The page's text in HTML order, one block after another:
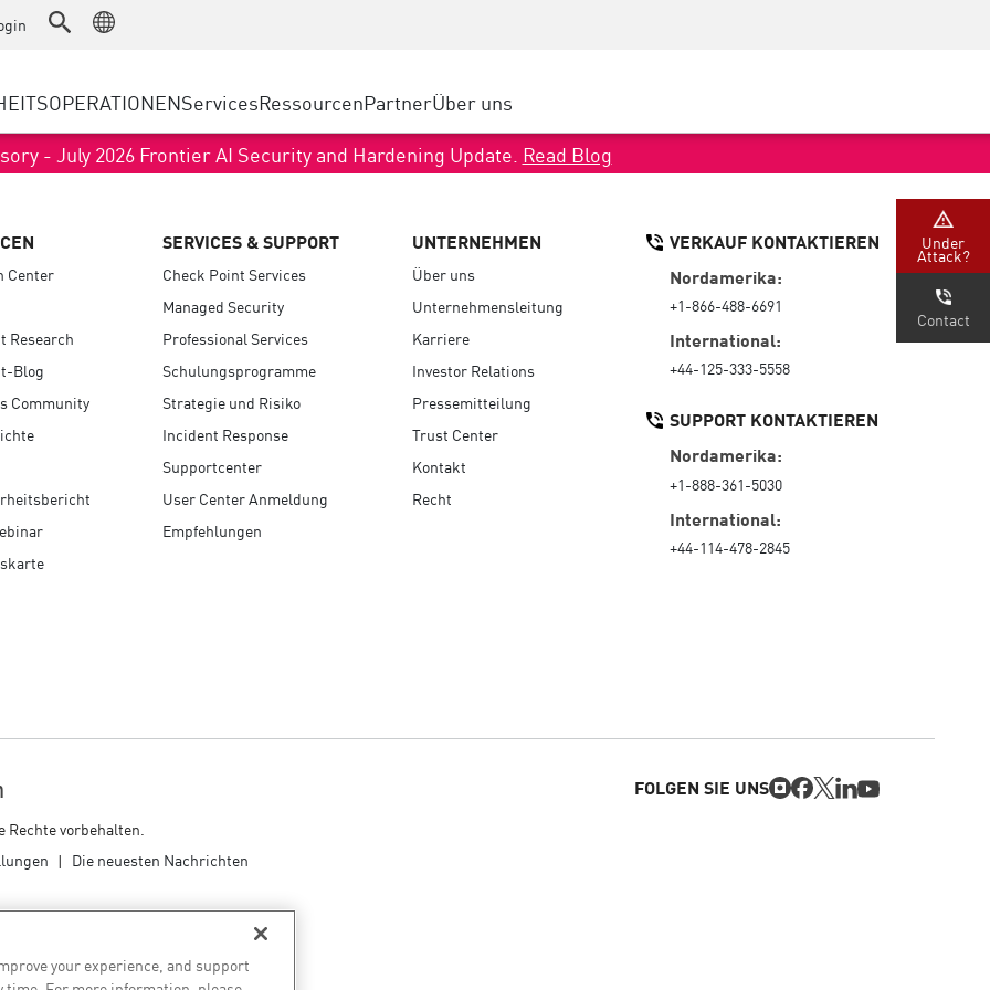
SASE
Privater Zugang
Service Edge
Staatliche und lokale Behörden
Telekommunikation/Dienstanbieter
UNTERNEHMENSGRÖSSE
Kleine und mittelständische Unternehmen
Services
a Service
RessourcenEvents & Webinar
Partner
Google Cloud Platform
Azure Cloud
Über uns
Under
Attack?
Contact
- July 2026 Frontier AI Security and Hardening Update. Read Blog
Center
Research
Blog
Community
SERVICES & SUPPORT
Check Point Services
Managed Security
Professional Services
Schulungsprogramme
Strategie und Risiko
Incident Response
Supportcenter
User Center Anmeldung
Empfehlungen
UNTERNEHMEN
Über uns
Unternehmensleitung
Karriere
Investor Relations
Pressemitteilung
Trust Center
Kontakt
Recht
VERKAUF KONTAKTIEREN
Nordamerika:
+1-866-488-6691
International:
+44-125-333-5558
SUPPORT KONTAKTIEREN
Nordamerika:
+1-888-361-5030
International:
+44-114-478-2845
FOLGEN SIE UNS
Rechte vorbehalten.
Die neuesten Nachrichten
your experience, and support